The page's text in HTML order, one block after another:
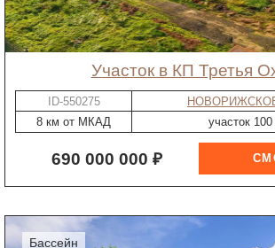
участок в КП Третья
ID-550275
8 км от МКАД
участок 100
690 000 000 ₽
бассейн